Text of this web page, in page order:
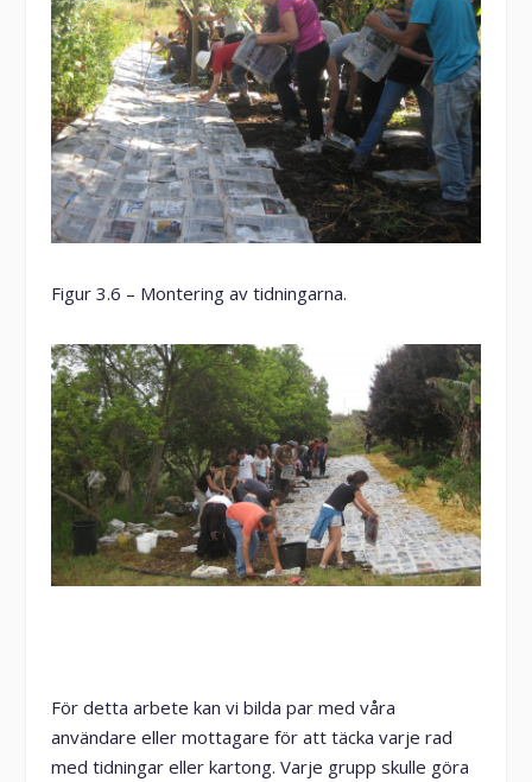
Figur 3.6 – Montering av tidningarna.
För detta arbete kan vi bilda par med våra
användare eller mottagare för att täcka varje rad
med tidningar eller kartong. Varje grupp skulle göra